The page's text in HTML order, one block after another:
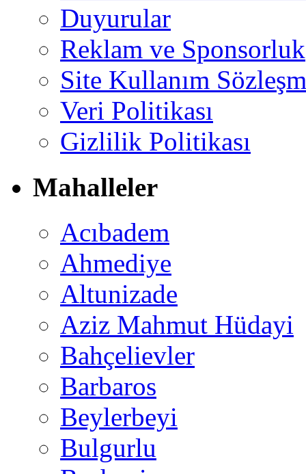
Duyurular
Reklam ve Sponsorluk
Site Kullanım
Veri Politikası
Gizlilik Politikası
Mahalleler
Acıbadem
Ahmediye
Altunizade
Aziz Mahmut Hüdayi
Bahçelievler
Barbaros
Beylerbeyi
Bulgurlu